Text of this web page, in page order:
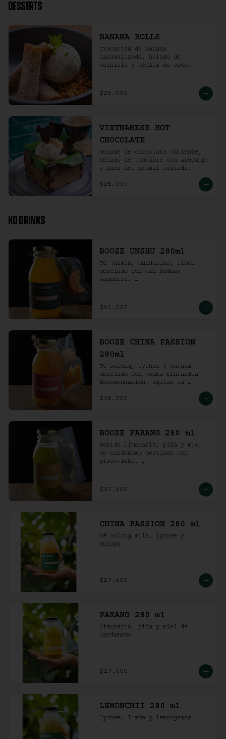
DESSERTS
BANANA ROLLS
Crocantes de banana
caramelizada, helado de
vainilla y coulis de coco.
$26.000
VIETNAMESE HOT
CHOCOLATE
mousse de chocolate caliente,
helado de jengibre con arequipe
y nuez del brasil tostada.
$25.000
KO DRINKS
BOOZE UNSHU 280ml
Té jazmín, mandarina, limón
mezclado con gin bombay
sapphire.
con hielo al gusto.
$41.000
BOOZE CHINA PASSION
280ml
Té oolong, lychee y gulupa
mezclado con vodka finlandia.
Recomendación: agitar la
con hielo al gusto.
$36.000
BOOZE FARANG 280 ml
Bebida limonaria, piña y miel
de cardamomo mezclado con
pisco-sake.
con hielo al gusto.
$37.500
CHINA PASSION 280 ml
té oolong milk, lychee y
gulupa.
$17.500
FARANG 280 ml
limonaria, piña y miel de
cardamomo.
$17.000
LEMONCHII 280 ml
lychee, limón y lemongrass.